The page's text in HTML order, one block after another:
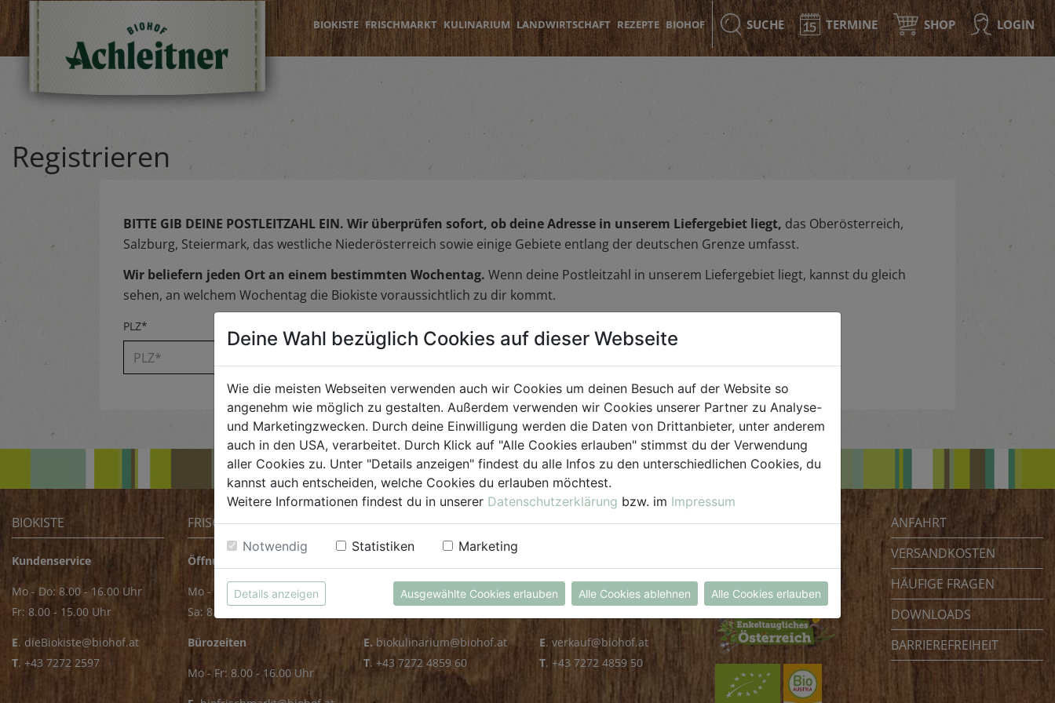
BIOKISTE FRISCHMARKT KULINARIUM LANDWIRTSCHAFT REZEPTE BIOHOF SUCHE TERMINE SHOP LOGIN
Registrieren
BITTE GIB DEINE POSTLEITZAHL EIN. Wir überprüfen sofort, ob deine Adresse in unserem Liefergebiet liegt, das Oberösterreich,
Salzburg, Steiermark, das westliche Niederösterreich sowie einige Gebiete entlang der deutschen Grenze umfasst.
Wir beliefern jeden Ort an einem bestimmten Wochentag. Wenn deine Postleitzahl in unserem Liefergebiet liegt, kannst du gleich
sehen, an welchem Wochentag die Biokiste voraussichtlich zu dir kommt.
PLZ*
BIOKISTE
Kundenservice
Mo - Do: 8.00 - 16.00 Uhr
Fr: 8.00 - 15.00 Uhr
E. dieBiokiste@biohof.at
T. +43 7272 2597
FRISCHMARKT
Öffnungszeiten
Mo - Fr: 8.00 - 18.00 Uhr
Sa: 8.00 - 14.00 Uhr
Bürozeiten
Mo - Fr: 8.00 - 16.00 Uhr
KULINARIUM
Mo - Fr: 8.00 - 14.30 Uhr
E. biokulinarium@biohof.at
T. +43 7272 4859 60
GROSSHANDEL
Mo - Do: 8.00 - 16.00 Uhr
E. verkauf@biohof.at
T. +43 7272 4859 50
Biohof Achleitner
4070 Eferding
Österreich
ANFAHRT
VERSANDKOSTEN
HÄUFIGE FRAGEN
DOWNLOADS
BARRIEREFREIHEIT
Deine Wahl bezüglich Cookies auf dieser Webseite
Wie die meisten Webseiten verwenden auch wir Cookies um deinen Besuch auf der Website so
angenehm wie möglich zu gestalten. Außerdem verwenden wir Cookies unserer Partner zu Analyse-
und Marketingzwecken. Durch deine Einwilligung werden die Daten von Drittanbieter, unter anderem
auch in den USA, verarbeitet. Durch Klick auf "Alle Cookies erlauben" stimmst du der Verwendung
aller Cookies zu. Unter "Details anzeigen" findest du alle Infos zu den unterschiedlichen Cookies, du
kannst auch entscheiden, welche Cookies du erlauben möchtest.
Weitere Informationen findest du in unserer Datenschutzerklärung bzw. im Impressum
Notwendig Statistiken Marketing
Details anzeigen Ausgewählte Cookies erlauben Alle Cookies ablehnen Alle Cookies erlauben